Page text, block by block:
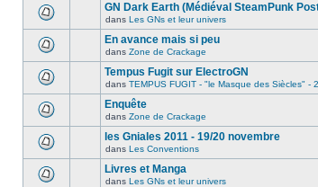
GN Dark Earth (Médiéval SteamPunk
dans Les GNs et leur univers
En avance mais si peu
dans Zone de Crackage
Tempus Fugit sur ElectroGN
dans TEMPUS FUGIT - "le Masque des Siècles" -
Enquête
dans Zone de Crackage
les Gniales 2011 - 19/20 novembre
dans Les Conventions
Livres et Manga
dans Les GNs et leur univers